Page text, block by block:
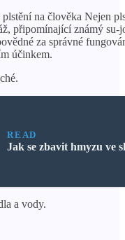
na člověka Nejen
připomínající známý
za správné
účinkem.
READ
Jak se zbavit hmyzu ve
a vody.